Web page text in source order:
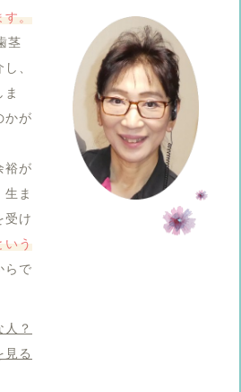
す。
茎
、
かが
裕が
ま
受け
いう
らで
？
見る